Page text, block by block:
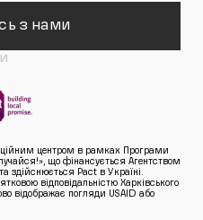
з нами
центром в рамках Програми
що фінансується Агентством
здійснюється Pact в Україні.
відповідальністю Харківського
відображає погляди USAID або